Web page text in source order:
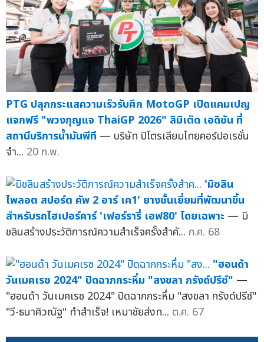
PTG ปลุกกระแสความเร็วรับศึก MotoGP เปิดแคมเปญ
แจกฟรี "พวงกุญแจ ThaiGP 2026" ลิมิเต็ด เอดิชัน ที่
สถานีบริการน้ำมันพีที — บริษัท ปิโตรเลียมไทยคอร์ปอเรชั่น
จำ... 20 ก.พ.
'มิชลิน
ไพลอต สปอร์ต คัพ 2 อาร์ เค1' ยางชั้นเยี่ยมที่พัฒนาขึ้น
สำหรับรถไฮเปอร์คาร์ 'เฟอร์รารี่ เอฟ80' โดยเฉพาะ — มิ
ชลินสร้างประวัติการณ์ความสำเร็จครั้งสำคั... ก.ค. 68
"ฮอนด้า
วันเมคเรซ 2024" ปิดฉากกระหึ่ม "สงขลา กรังด์ปรีซ์" —
"ฮอนด้า วันเมคเรซ 2024" ปิดฉากกระหึ่ม "สงขลา กรังด์ปรีซ์"
"วี-ธนาศิวณัฐ" ทำสำเร็จ! เหมาชัยส่งท... ต.ค. 67